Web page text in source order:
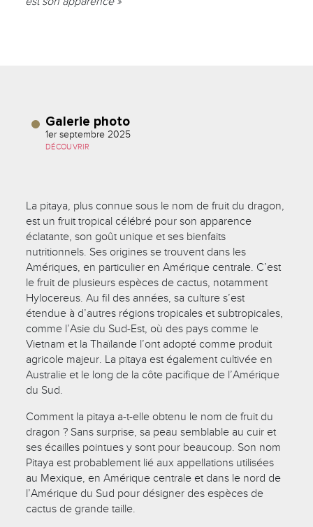
Galerie photo
1er septembre 2025
DÉCOUVRIR
La pitaya, plus connue sous le nom de fruit du dragon,
est un fruit tropical célébré pour son apparence
éclatante, son goût unique et ses bienfaits
nutritionnels. Ses origines se trouvent dans les
Amériques, en particulier en Amérique centrale. C’est
le fruit de plusieurs espèces de cactus, notamment
Hylocereus. Au fil des années, sa culture s’est
étendue à d’autres régions tropicales et subtropicales,
comme l’Asie du Sud-Est, où des pays comme le
Vietnam et la Thaïlande l’ont adopté comme produit
agricole majeur. La pitaya est également cultivée en
Australie et le long de la côte pacifique de l’Amérique
du Sud.
Comment la pitaya a-t-elle obtenu le nom de fruit du
dragon ? Sans surprise, sa peau semblable au cuir et
ses écailles pointues y sont pour beaucoup. Son nom
Pitaya est probablement lié aux appellations utilisées
au Mexique, en Amérique centrale et dans le nord de
l’Amérique du Sud pour désigner des espèces de
cactus de grande taille.